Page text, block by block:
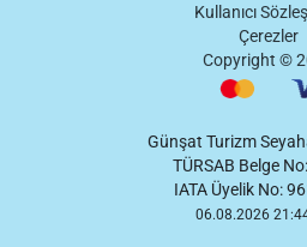
Kullanıcı
Çerezler
Copyright ©
Günşat Turizm
TÜRSAB Belge
IATA Üyelik No:
06.08.2026